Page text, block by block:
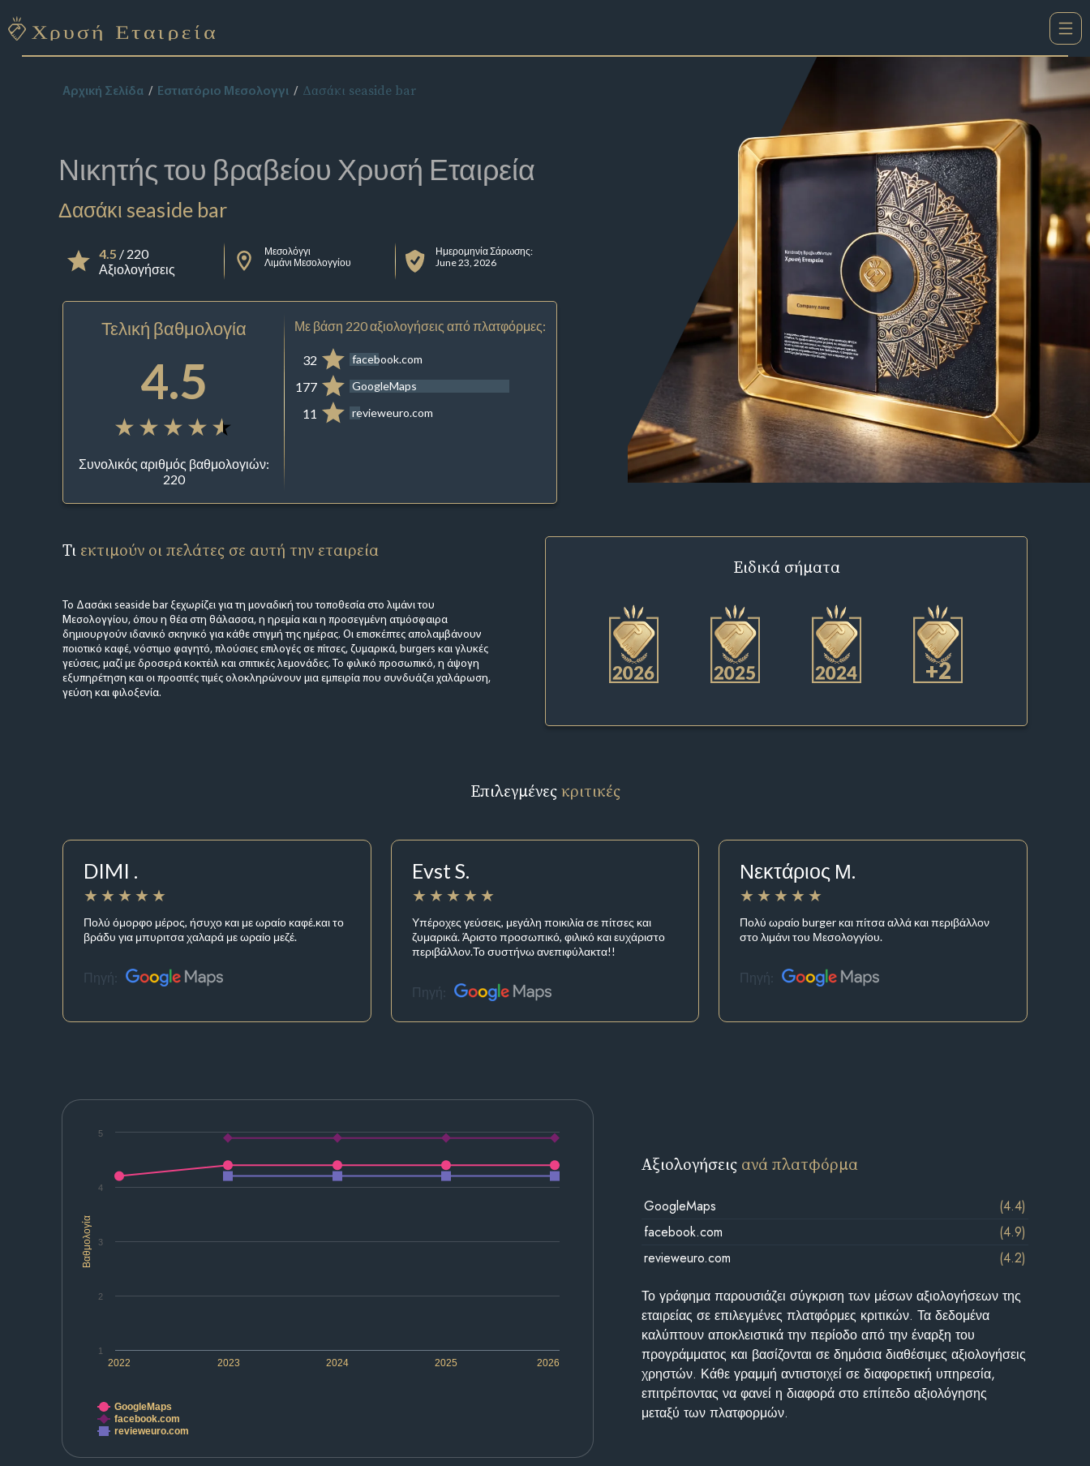
Αρχική Σελίδα Εστιατόριο Μεσολογγι Δασάκι seaside bar
Νικητής του βραβείου Χρυσή Εταιρεία
Δασάκι seaside bar
4.5 / 220
Αξιολογήσεις
Μεσολόγγι
Λιμάνι Μεσολογγίου
Ημερομηνία Σάρωσης:
June 23, 2026
Τελική βαθμολογία
4.5
Συνολικός αριθμός βαθμολογιών:
220
Με βάση 220 αξιολογήσεις από πλατφόρμες:
32 facebook.com
177 GoogleMaps
11 revieweuro.com
Τι εκτιμούν οι πελάτες σε αυτή την εταιρεία
Το Δασάκι seaside bar ξεχωρίζει για τη μοναδική του τοποθεσία στο λιμάνι του
Μεσολογγίου, όπου η θέα στη θάλασσα, η ηρεμία και η προσεγμένη ατμόσφαιρα
δημιουργούν ιδανικό σκηνικό για κάθε στιγμή της ημέρας. Οι επισκέπτες απολαμβάνουν
ποιοτικό καφέ, νόστιμο φαγητό, πλούσιες επιλογές σε πίτσες, ζυμαρικά, burgers και γλυκές
γεύσεις, μαζί με δροσερά κοκτέιλ και σπιτικές λεμονάδες. Το φιλικό προσωπικό, η άψογη
εξυπηρέτηση και οι προσιτές τιμές ολοκληρώνουν μια εμπειρία που συνδυάζει χαλάρωση,
γεύση και φιλοξενία.
Ειδικά σήματα
+2
Επιλεγμένεςκριτικές
DIMI .
Πολύ όμορφο μέρος, ήσυχο και με ωραίο καφέ.και το
βράδυ για μπυριτσα χαλαρά με ωραίο μεζέ.
Πηγή:
Evst S.
Υπέροχες γεύσεις, μεγάλη ποικιλία σε πίτσες και
ζυμαρικά. Άριστο προσωπικό, φιλικό και ευχάριστο
περιβάλλον.Το συστήνω ανεπιφύλακτα!!
Πηγή:
Νεκτάριος Μ.
Πολύ ωραίο burger και πίτσα αλλά και περιβάλλον
στο λιμάνι του Μεσολογγίου.
Πηγή:
Βαθμολογία
2022 2023 2024 2025 2026
1
2
3
4
5
GoogleMaps
facebook.com
revieweuro.com
Αξιολογήσεις ανά πλατφόρμα
GoogleMaps
(4.4)
facebook.com
(4.9)
revieweuro.com
(4.2)
Το γράφημα παρουσιάζει σύγκριση των μέσων αξιολογήσεων της
εταιρείας σε επιλεγμένες πλατφόρμες κριτικών. Τα δεδομένα
καλύπτουν αποκλειστικά την περίοδο από την έναρξη του
προγράμματος και βασίζονται σε δημόσια διαθέσιμες αξιολογήσεις
χρηστών. Κάθε γραμμή αντιστοιχεί σε διαφορετική υπηρεσία,
επιτρέποντας να φανεί η διαφορά στο επίπεδο αξιολόγησης
μεταξύ των πλατφορμών.